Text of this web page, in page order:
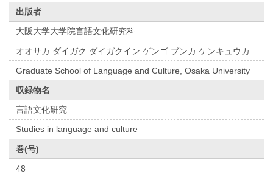
出版者
大阪大学大学院言語文化研究科
オオサカ ダイガク ダイガクイン ゲンゴ ブンカ ケンキュウカ
Graduate School of Language and Culture, Osaka University
収録物名
言語文化研究
Studies in language and culture
巻(号)
48